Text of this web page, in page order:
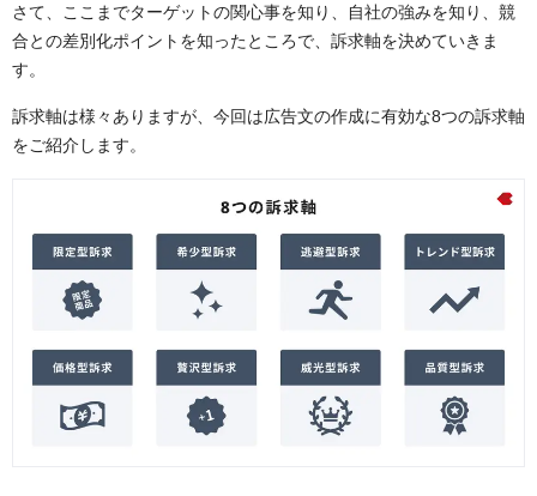
さて、ここまでターゲットの関心事を知り、自社の強みを知り、競
合との差別化ポイントを知ったところで、訴求軸を決めていきま
す。
訴求軸は様々ありますが、今回は広告文の作成に有効な8つの訴求軸
をご紹介します。